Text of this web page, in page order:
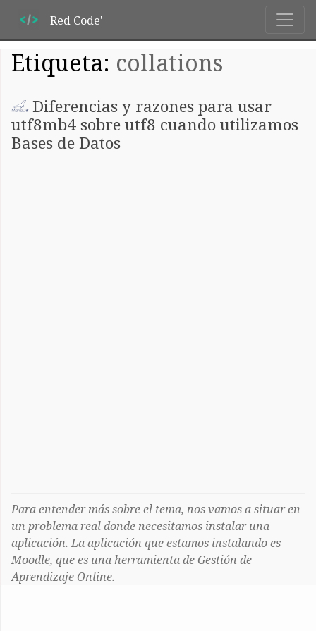
Red Code'
Etiqueta: collations
Diferencias y razones para usar
utf8mb4 sobre utf8 cuando utilizamos
Bases de Datos
Para entender más sobre el tema, nos vamos a situar en
un problema real donde necesitamos instalar una
aplicación. La aplicación que estamos instalando es
Moodle, que es una herramienta de Gestión de
Aprendizaje Online.